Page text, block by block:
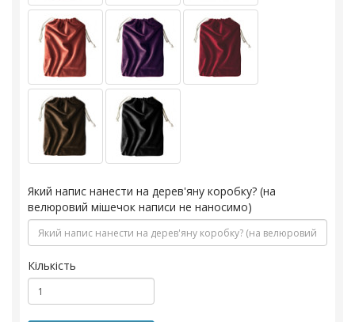
Який напис нанести на дерев'яну коробку? (на
велюровий мішечок написи не наносимо)
Кількість